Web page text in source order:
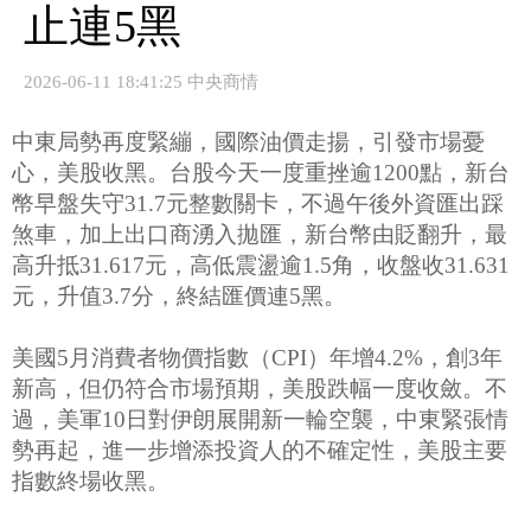
止連5黑
2026-06-11 18:41:25 中央商情
中東局勢再度緊繃，國際油價走揚，引發市場憂
心，美股收黑。台股今天一度重挫逾1200點，新台
幣早盤失守31.7元整數關卡，不過午後外資匯出踩
煞車，加上出口商湧入拋匯，新台幣由貶翻升，最
高升抵31.617元，高低震盪逾1.5角，收盤收31.631
元，升值3.7分，終結匯價連5黑。
美國5月消費者物價指數（CPI）年增4.2%，創3年
新高，但仍符合市場預期，美股跌幅一度收斂。不
過，美軍10日對伊朗展開新一輪空襲，中東緊張情
勢再起，進一步增添投資人的不確定性，美股主要
指數終場收黑。